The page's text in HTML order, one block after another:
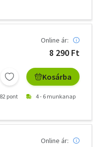
Online ár:
8 290 Ft
Kosárba
82 pont 4 - 6 munkanap
Online ár: